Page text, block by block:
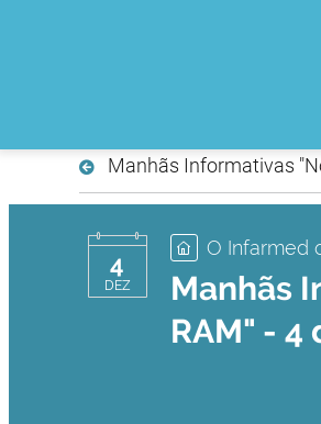
Manhãs Informativas
4
DEZ
O Infarmed
Manhãs
RAM" - 4